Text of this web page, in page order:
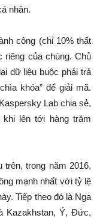
nhân.
công (chỉ 10% thất
riêng của chúng. Chủ
dữ liệu buộc phải trả
khóa” để giải mã.
Lab chia sẻ,
lên tới hàng trăm
trên, trong năm 2016,
mạnh nhất với tỷ lệ
Tiếp theo đó là Nga
Kazakhstan, Ý, Đức,